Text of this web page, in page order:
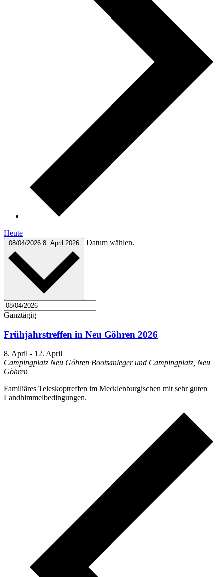
Heute
08/04/2026 8. April 2026 Datum wählen.
Ganztägig
Frühjahrstreffen in Neu Göhren 2026
8. April - 12. April
Campingplatz Neu Göhren Bootsanleger und Campingplatz, Neu
Göhren
Familiäres Teleskoptreffen im Mecklenburgischen mit sehr guten
Landhimmelbedingungen.